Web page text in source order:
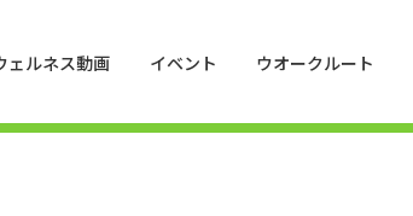
ェルネス動画 イベント ウオークルート